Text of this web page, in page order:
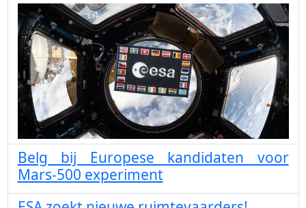
Belg bij Europese kandidaten voor
Mars-500 experiment